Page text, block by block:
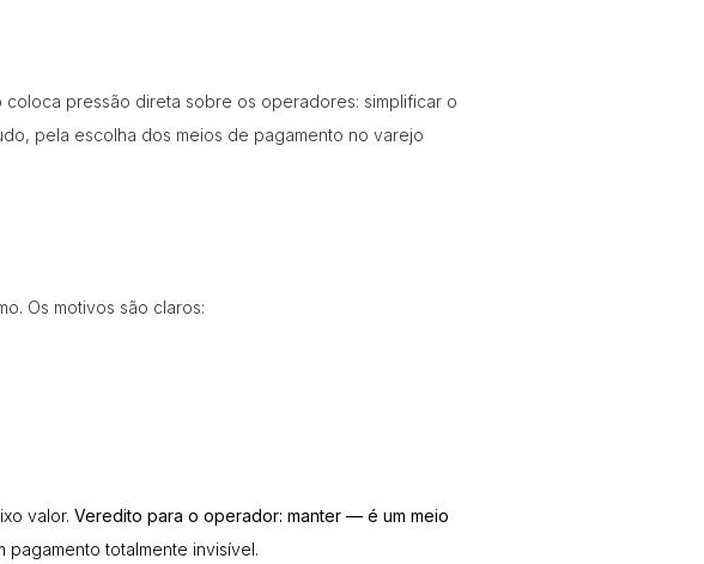
pressão direta sobre os operadores: simplificar o
pela escolha dos meios de pagamento no varejo
Os motivos são claros:
valor. Veredito para o operador: manter — é um meio
totalmente invisível.